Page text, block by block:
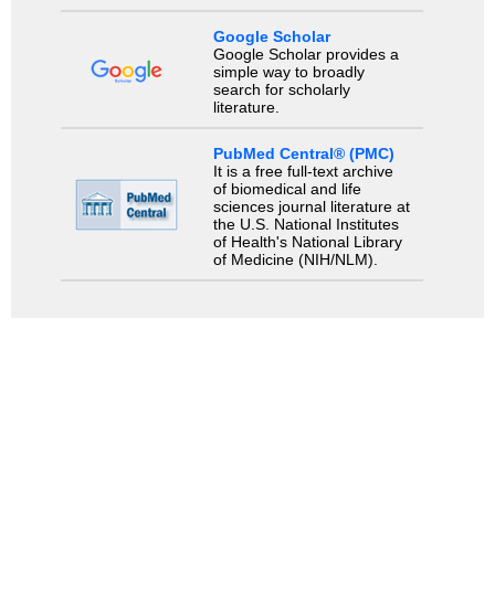
Google Scholar
Google Scholar provides a
simple way to broadly
search for scholarly
literature.
PubMed Central® (PMC)
It is a free full-text archive
of biomedical and life
sciences journal literature at
the U.S. National Institutes
of Health's National Library
of Medicine (NIH/NLM).